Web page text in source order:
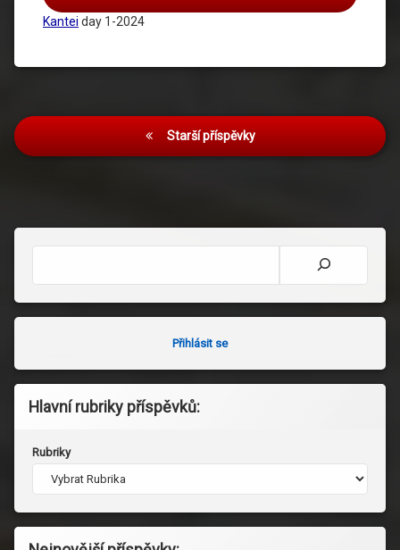
Kantei day 1-2024
Navigace
pro
Starší příspěvky
Přihlásit se
Hlavní rubriky příspěvků:
Rubriky